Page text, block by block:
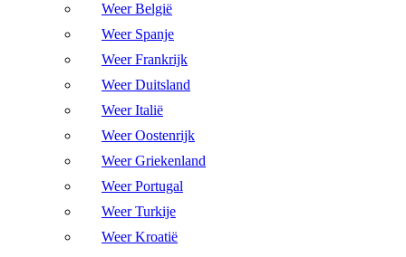
Weer België
Weer Spanje
Weer Frankrijk
Weer Duitsland
Weer Italië
Weer Oostenrijk
Weer Griekenland
Weer Portugal
Weer Turkije
Weer Kroatië